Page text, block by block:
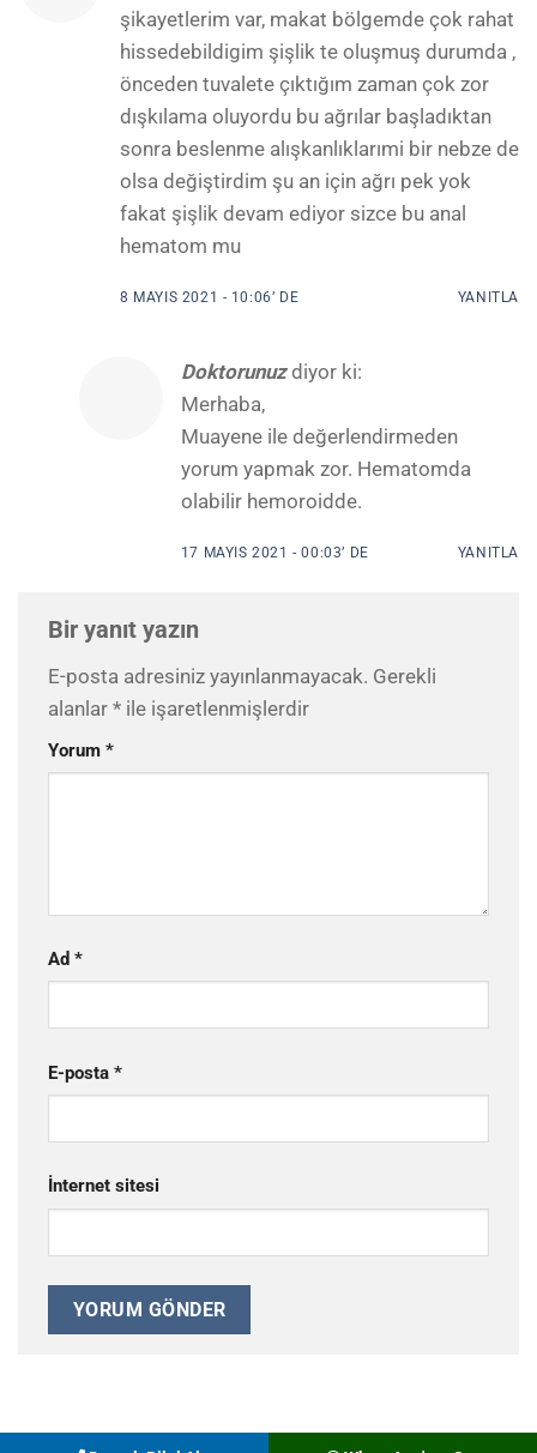
şikayetlerim var, makat bölgemde çok rahat
hissedebildigim şişlik te oluşmuş durumda ,
önceden tuvalete çıktığım zaman çok zor
dışkılama oluyordu bu ağrılar başladıktan
sonra beslenme alışkanlıklarımi bir nebze de
olsa değiştirdim şu an için ağrı pek yok
fakat şişlik devam ediyor sizce bu anal
hematom mu
8 MAYIS 2021 - 10:06’ DE YANITLA
Doktorunuz diyor ki:
Merhaba,
Muayene ile değerlendirmeden
yorum yapmak zor. Hematomda
olabilir hemoroidde.
17 MAYIS 2021 - 00:03’ DE YANITLA
Bir yanıt yazın
E-posta adresiniz yayınlanmayacak. Gerekli
alanlar * ile işaretlenmişlerdir
Yorum *
Ad *
E-posta *
İnternet sitesi